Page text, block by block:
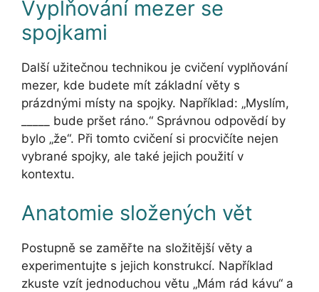
Vyplňování mezer se
spojkami
Další užitečnou technikou je cvičení vyplňování
mezer, kde budete mít základní věty s
prázdnými místy na spojky. Například: „Myslím,
_____ bude pršet ráno.“ Správnou odpovědí by
bylo „že“. Při tomto cvičení si procvičíte nejen
vybrané spojky, ale také jejich použití v
kontextu.
Anatomie složených vět
Postupně se zaměřte na složitější věty a
experimentujte s jejich konstrukcí. Například
zkuste vzít jednoduchou větu „Mám rád kávu“ a